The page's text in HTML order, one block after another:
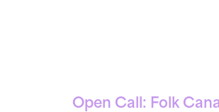
Open Call: Folk